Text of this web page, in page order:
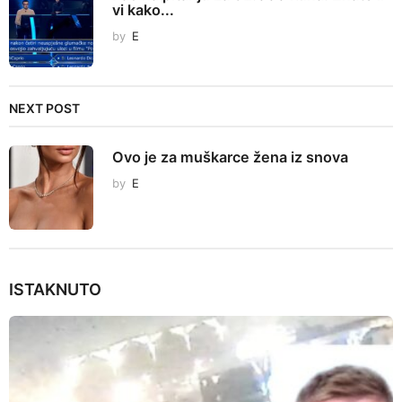
i
n
a
i
n
vi kako...
by E
NEXT POST
Ovo je za muškarce žena iz snova
by E
ISTAKNUTO